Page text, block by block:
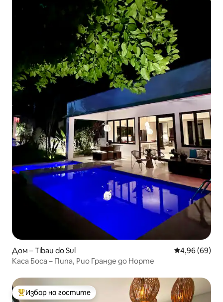
Дом – Tibau do Sul Средна
4,96 (69)
Каса Боса – Пипа, Рио Гранде до Норте
Най-популярен избор на гостите
Избор на гостите